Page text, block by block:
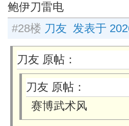
鲍伊刀雷电
#28楼 刀友 发表于
刀友 原帖：
刀友 原帖：
赛博武术风